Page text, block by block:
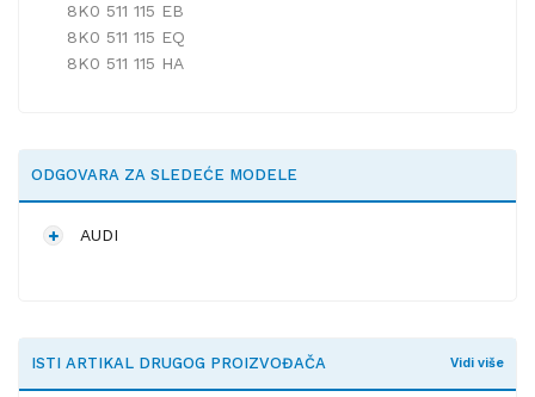
8K0 511 115 EB
8K0 511 115 EQ
8K0 511 115 HA
ODGOVARA ZA SLEDEĆE MODELE
AUDI
ISTI ARTIKAL DRUGOG PROIZVOĐAČA Vidi više